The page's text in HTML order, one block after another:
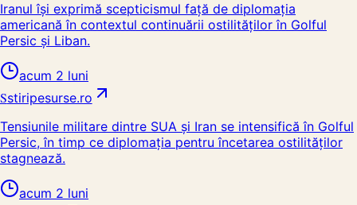
Iranul își exprimă scepticismul față de diplomația
americană în contextul continuării ostilităților în Golful
Persic și Liban.
acum 2 luni
Sstiripesurse.ro
Tensiunile militare dintre SUA și Iran se intensifică în Golful
Persic, în timp ce diplomația pentru încetarea ostilităților
stagnează.
acum 2 luni